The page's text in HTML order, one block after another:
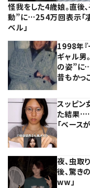
怪我をした4歳娘。直後
動”に…254万回表示「凄
ベル」
1998年
ギャル男
の姿”に…
昔もかっ
スッピン
た結果
「ベース
夜、虫取
後、驚き
ww」